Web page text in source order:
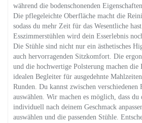
während die bodenschonenden
Die pflegeleichte Oberfläche macht die
sodass du mehr Zeit für das Wesentliche
Esszimmerstühlen wird dein Esserlebnis
Die Stühle sind nicht nur ein ästhetisches
auch hervorragenden Sitzkomfort. Die
und die hochwertige Polsterung machen die
idealen Begleiter für ausgedehnte
Runden. Du kannst zwischen verschiedenen
auswählen. Wir machen es möglich, dass du
individuell nach deinem Geschmack
auswählen und die passenden Stühle.